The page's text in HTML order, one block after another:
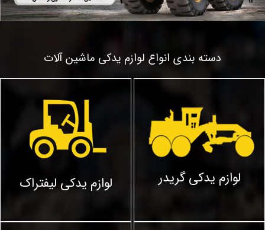
دسته بندی انواع لوازم یدکی ماشین آلات
لوازم یدکی گریدر لوازم یدکی لیفتراک